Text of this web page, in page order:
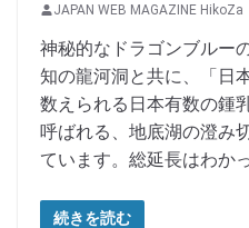
JAPAN WEB MAGAZINE HikoZa
神秘的なドラゴンブルー
知の龍河洞と共に、「日
数えられる日本有数の鍾
呼ばれる、地底湖の澄み
ています。総延長はわか
続きを読む